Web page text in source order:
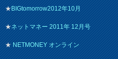
★BIGtomorrow2012年10月
★ネットマネー 2011年 12月号
★NETMONEY オンライン